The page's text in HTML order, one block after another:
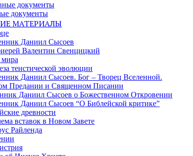
документы
документы
МАТЕРИАЛЫ
Даниил Сысоев
Валентин Свенцицкий
теистической эволюции
Даниил Сысоев. Бог – Творец Вселенной.
Предании и Священном Писании
Даниил Сысоев о Божественном Откровении
Даниил Сысоев “О Библейской критике”
древности
вставок в Новом Завете
Райленда